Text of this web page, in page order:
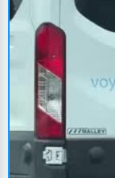
🔥 火热上新
只需提前
加拿大躺